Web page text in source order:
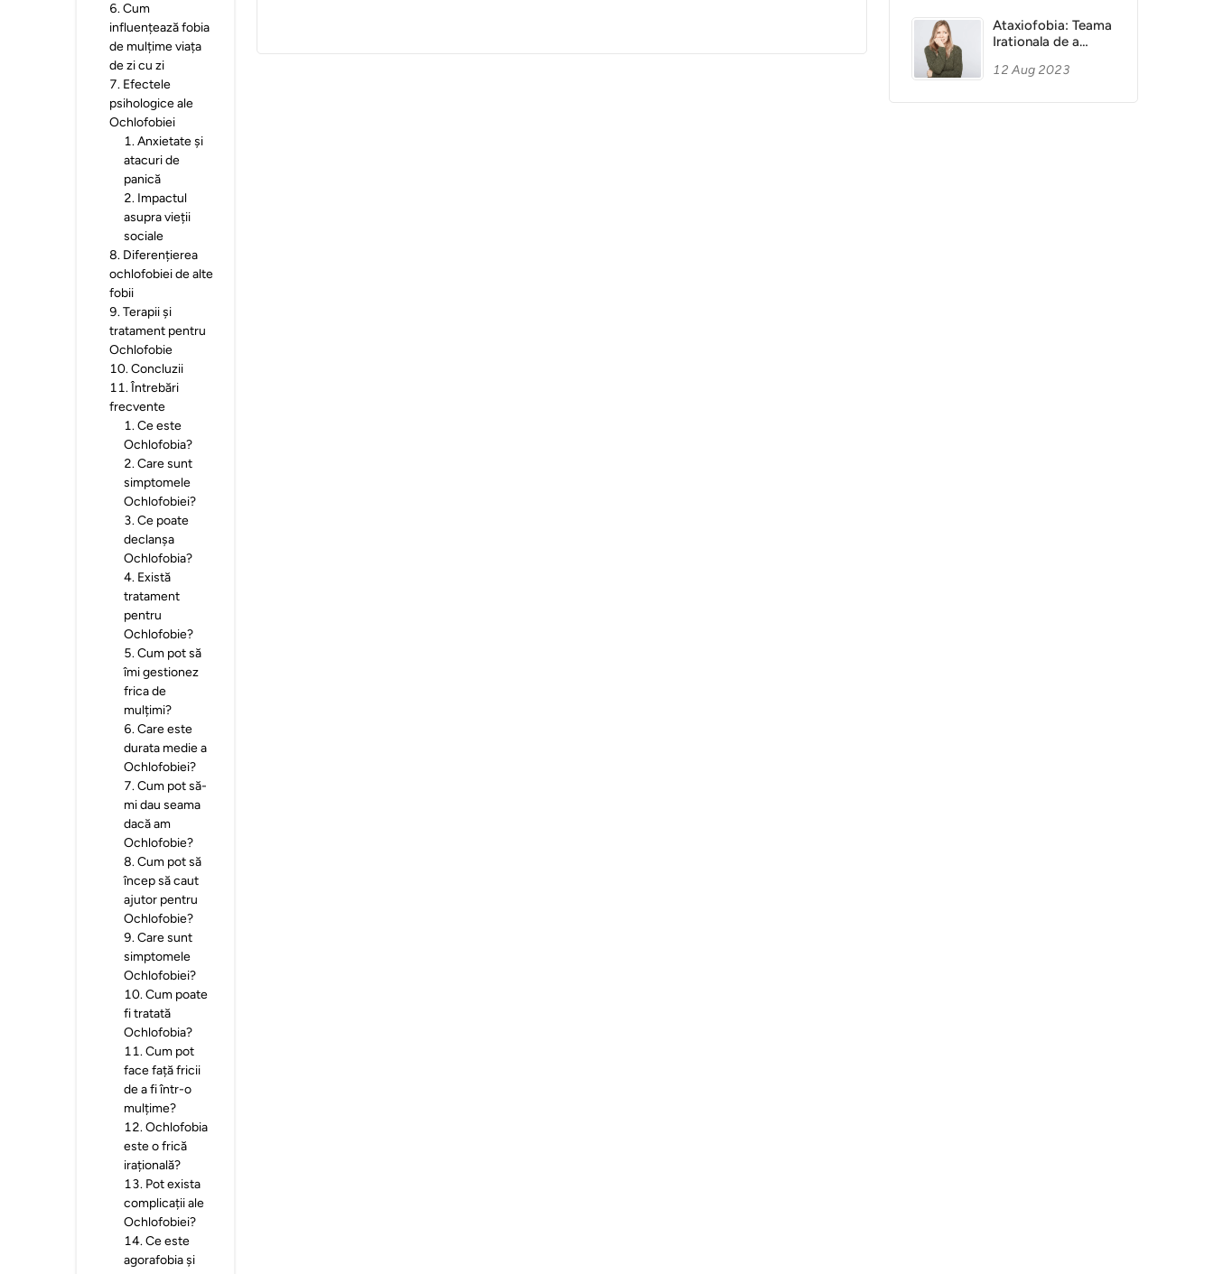
6.Cum
influențează fobia
de mulțime viața
de zi cu zi
7. Efectele
psihologice ale
Ochlofobiei
1.Anxietate și
atacuri de
panică
2. Impactul
asupra vieții
sociale
8. Diferențierea
ochlofobiei de alte
fobii
9.Terapii și
tratament pentru
Ochlofobie
10.Concluzii
11.Întrebări
frecvente
1.Ce este
Ochlofobia?
2.Care sunt
simptomele
Ochlofobiei?
3.Ce poate
declanșa
Ochlofobia?
4. Există
tratament
pentru
Ochlofobie?
5.Cum pot să
îmi gestionez
frica de
mulțimi?
6.Care este
durata medie a
Ochlofobiei?
7.Cum pot să-
mi dau seama
dacă am
Ochlofobie?
8.Cum pot să
încep să caut
ajutor pentru
Ochlofobie?
9.Care sunt
simptomele
Ochlofobiei?
10.Cum poate
fi tratată
Ochlofobia?
11.Cum pot
face față fricii
de a fi într-o
mulțime?
12.Ochlofobia
este o frică
irațională?
13. Pot exista
complicații ale
Ochlofobiei?
14.Ce este
agorafobia și
Ataxiofobia: Teama
Irationala de a
12 Aug 2023